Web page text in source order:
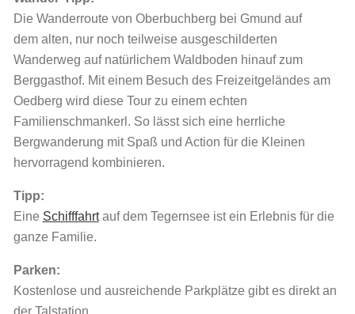
Die Wanderroute von Oberbuchberg bei Gmund auf
dem alten, nur noch teilweise ausgeschilderten
Wanderweg auf natürlichem Waldboden hinauf zum
Berggasthof. Mit einem Besuch des Freizeitgeländes am
Oedberg wird diese Tour zu einem echten
Familienschmankerl. So lässt sich eine herrliche
Bergwanderung mit Spaß und Action für die Kleinen
hervorragend kombinieren.
Tipp:
Eine Schifffahrtauf dem Tegernsee ist ein Erlebnis für die
ganze Familie.
Parken:
Kostenlose und ausreichende Parkplätze gibt es direkt an
der Talstation.